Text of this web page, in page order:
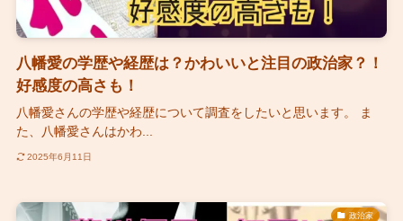
八幡愛の学歴や経歴は？かわいいと注目の政治家？！
好感度の高さも！
八幡愛さんの学歴や経歴について調査をしたいと思います。 ま
た、八幡愛さんはかわ...
2025年6月11日
政治家